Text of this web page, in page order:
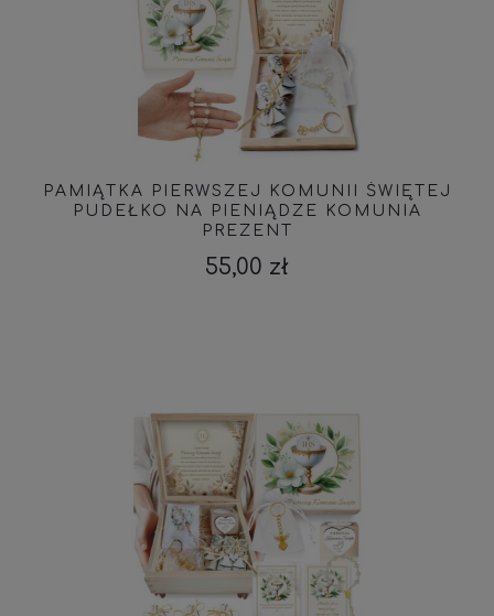
PAMIĄTKA PIERWSZEJ KOMUNII ŚWIĘTEJ
PUDEŁKO NA PIENIĄDZE KOMUNIA
PREZENT
55,00 zł